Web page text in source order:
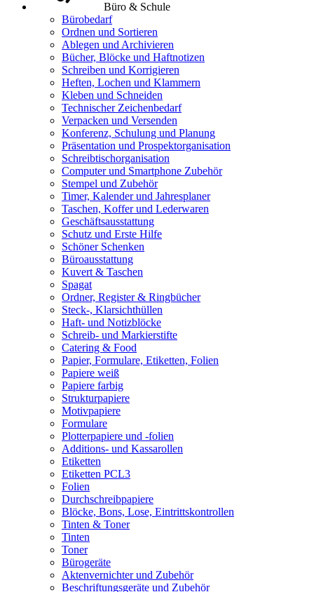
Büro & Schule
Bürobedarf
Ordnen und Sortieren
Ablegen und Archivieren
Bücher, Blöcke und Haftnotizen
Schreiben und Korrigieren
Heften, Lochen und Klammern
Kleben und Schneiden
Technischer Zeichenbedarf
Verpacken und Versenden
Konferenz, Schulung und Planung
Präsentation und Prospektorganisation
Schreibtischorganisation
Computer und Smartphone Zubehör
Stempel und Zubehör
Timer, Kalender und Jahresplaner
Taschen, Koffer und Lederwaren
Geschäftsausstattung
Schutz und Erste Hilfe
Schöner Schenken
Büroausstattung
Kuvert & Taschen
Spagat
Ordner, Register & Ringbücher
Steck-, Klarsichthüllen
Haft- und Notizblöcke
Schreib- und Markierstifte
Catering & Food
Papier, Formulare, Etiketten, Folien
Papiere weiß
Papiere farbig
Strukturpapiere
Motivpapiere
Formulare
Plotterpapiere und -folien
Additions- und Kassarollen
Etiketten
Etiketten PCL3
Folien
Durchschreibpapiere
Blöcke, Bons, Lose, Eintrittskontrollen
Tinten & Toner
Tinten
Toner
Bürogeräte
Aktenvernichter und Zubehör
Beschriftungsgeräte und Zubehör